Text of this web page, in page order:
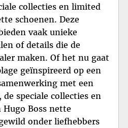
collecties en limited
schoenen. Deze
vaak unieke
of details die de
maken. Of het nu gaat
geïnspireerd op een
met een
speciale collecties en
Boss nette
onder liefhebbers